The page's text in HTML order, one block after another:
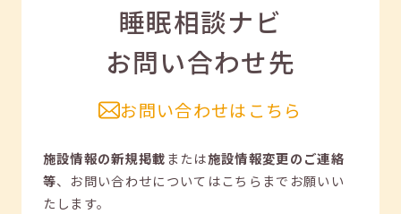
睡眠相談ナビ
お問い合わせ先
お問い合わせはこちら
施設情報の新規掲載または施設情報変更のご連絡
等、 お問い合わせについてはこちらまでお願いい
たします。